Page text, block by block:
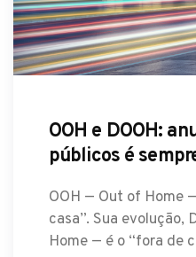
OOH e DOOH:
públicos é
OOH — Out of Home
casa”. Sua evolução,
Home — é o “fora de